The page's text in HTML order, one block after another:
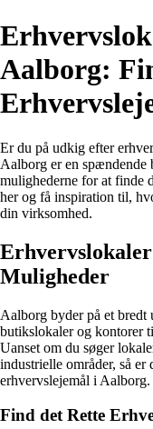
Aalborg:
Er du på udkig efter
Aalborg er en spændende
mulighederne for at finde
her og få inspiration til,
din virksomhed.
Muligheder
Aalborg byder på et bredt
butikslokaler og kontorer
Uanset om du søger
industrielle områder, så
erhvervslejemål i Aalborg.
Find det Rette